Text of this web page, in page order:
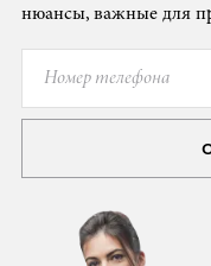
нюансы, важные для